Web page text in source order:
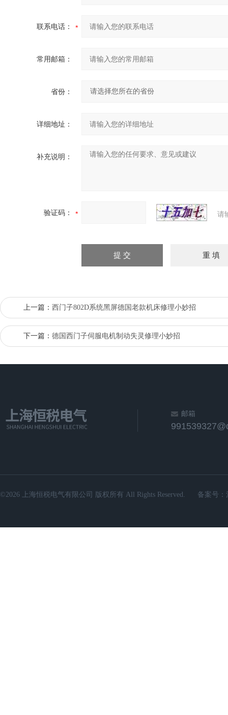
联系电话：
常用邮箱：
省份：
详细地址：
补充说明：
验证码： 请
上一篇： 西门子802D系统黑屏德国老款机床修理小妙招
下一篇： 德国西门子伺服电机制动失灵修理小妙招
邮箱
©2026 上海恒税电气有限公司 版权所有 All Rights Reserved. 备案号：